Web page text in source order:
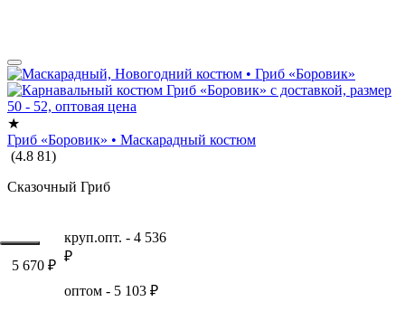
★
Гриб «Боровик» • Маскарадный костюм
(4.8 81)
Сказочный Гриб
5 670 ₽
круп.опт. - 4 536
₽
оптом - 5 103 ₽